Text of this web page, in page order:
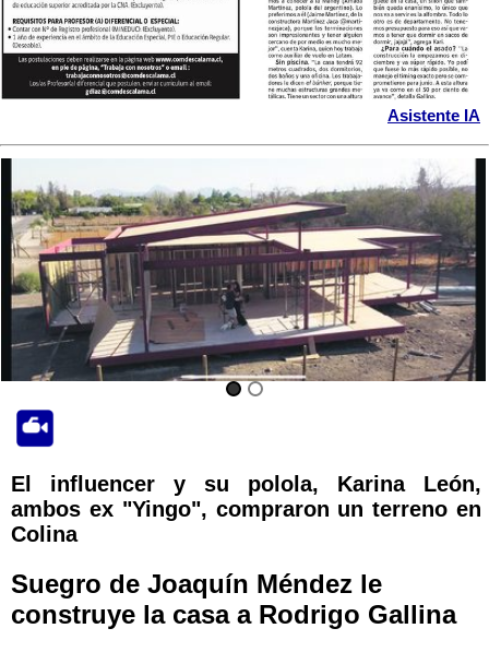
Asistente IA
El influencer y su polola, Karina León,
ambos ex "Yingo", compraron un terreno en
Colina
Suegro de Joaquín Méndez le
construye la casa a Rodrigo Gallina